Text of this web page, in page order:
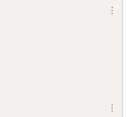
︙
︙